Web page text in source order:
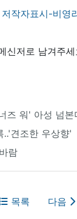
작자표시-비영
신저로 남겨주세
즈 워' 아성 넘본
..'견조한 우상향'
람
목록 다음